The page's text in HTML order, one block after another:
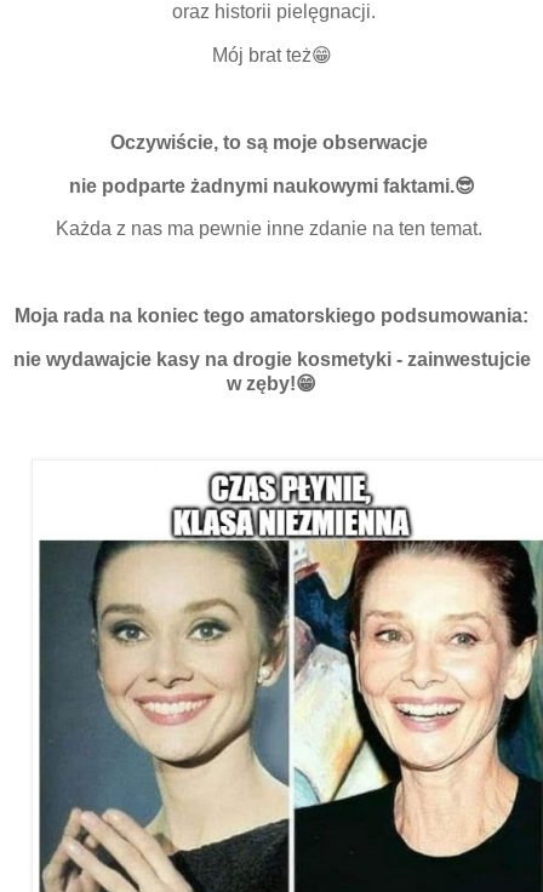
oraz historii pielęgnacji.
Mój brat też😁
Oczywiście, to są moje obserwacje
nie podparte żadnymi naukowymi faktami.😎
Każda z nas ma pewnie inne zdanie na ten temat.
Moja rada na koniec tego amatorskiego podsumowania:
nie wydawajcie kasy na drogie kosmetyki - zainwestujcie
w zęby!😁